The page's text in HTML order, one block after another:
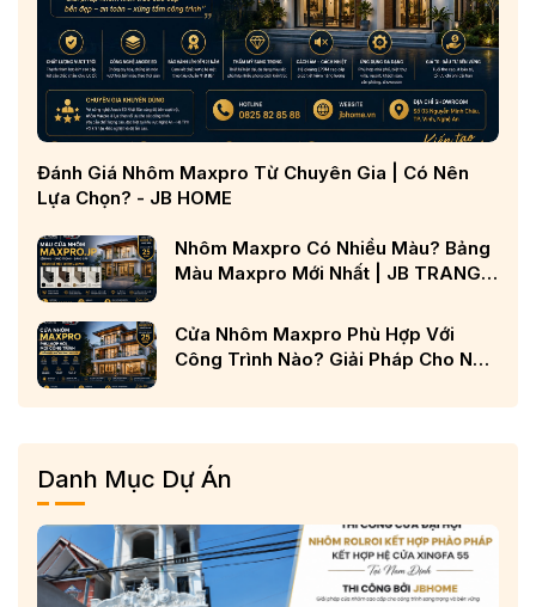
Đánh Giá Nhôm Maxpro Từ Chuyên Gia | Có Nên
Lựa Chọn? - JB HOME
Nhôm Maxpro Có Nhiều Màu? Bảng
Màu Maxpro Mới Nhất | JB TRANG
Cửa Nhôm Maxpro Phù Hợp Với
Công Trình Nào? Giải Pháp Cho Nhà
Cấp
Danh Mục Dự Án